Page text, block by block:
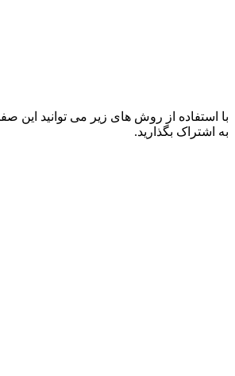
با استفاده از روش های زیر می توانید این
به اشتراک بگذارید.